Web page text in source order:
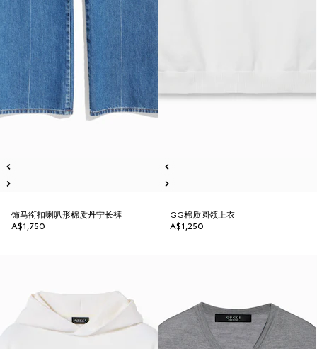
饰马衔扣喇叭形棉质丹宁长裤
A$1,750
GG棉质圆领上衣
A$1,250